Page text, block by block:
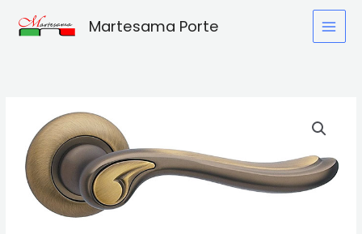
Martesama Porte